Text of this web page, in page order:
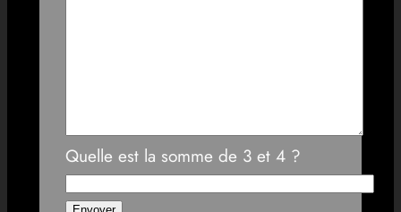
Quelle est la somme de 3 et 4 ?